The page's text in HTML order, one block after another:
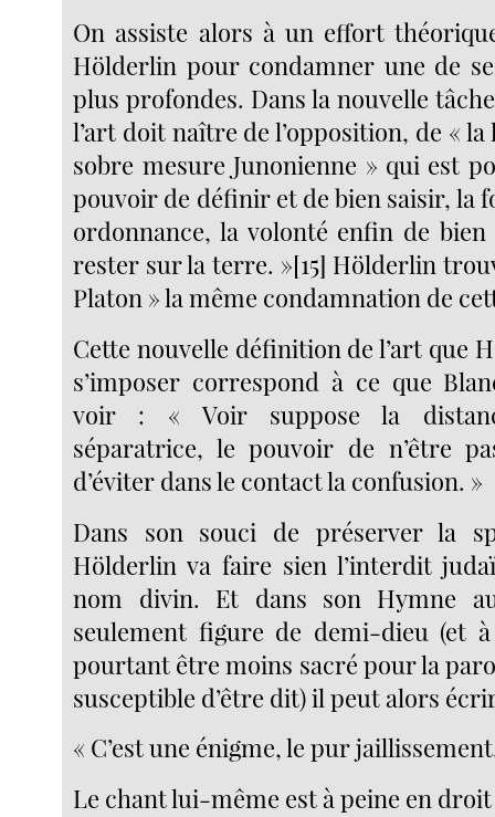
On assiste alors à un effort
Hölderlin pour condamner une de
plus profondes. Dans la nouvelle
l’art doit naître de l’opposition, de «
sobre mesure Junonienne » qui est
pouvoir de définir et de bien saisir, la
ordonnance, la volonté enfin de
rester sur la terre. »[15] Hölderlin
Platon » la même condamnation de
Cette nouvelle définition de l’art que
s’imposer correspond à ce que
voir : « Voir suppose la
séparatrice, le pouvoir de n’être
d’éviter dans le contact la confusion. »
Dans son souci de préserver la
Hölderlin va faire sien l’interdit
nom divin. Et dans son Hymne
seulement figure de demi-dieu (et
pourtant être moins sacré pour la
susceptible d’être dit) il peut alors
« C’est une énigme, le pur
Le chant lui-même est à peine en